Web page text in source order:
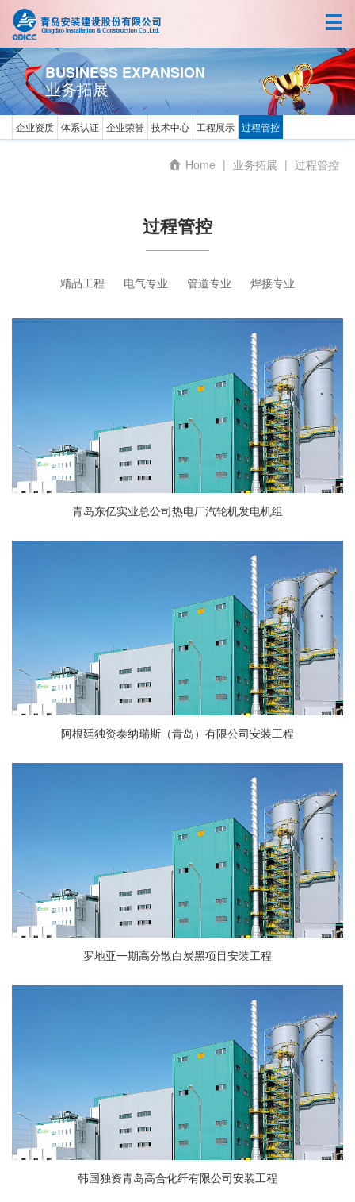
关于我们
新闻中心
人力资源
业务拓展
企业文化
EN
中文
BUSINESS EXPANSION
业务拓展
企业资质 体系认证 企业荣誉 技术中心 工程展示 过程管控
Home | 业务拓展 | 过程管控
过程管控
精品工程 电气专业 管道专业 焊接专业
青岛东亿实业总公司热电厂汽轮机发电机组
阿根廷独资泰纳瑞斯（青岛）有限公司安装工程
罗地亚一期高分散白炭黑项目安装工程
韩国独资青岛高合化纤有限公司安装工程